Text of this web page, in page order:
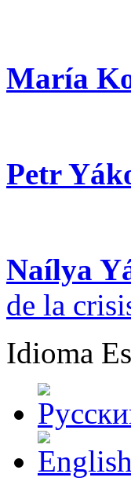
María
Petr
Naílya
de la
Idioma